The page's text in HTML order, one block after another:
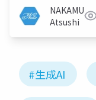
NAKAMURA
Atsushi
#生成AI